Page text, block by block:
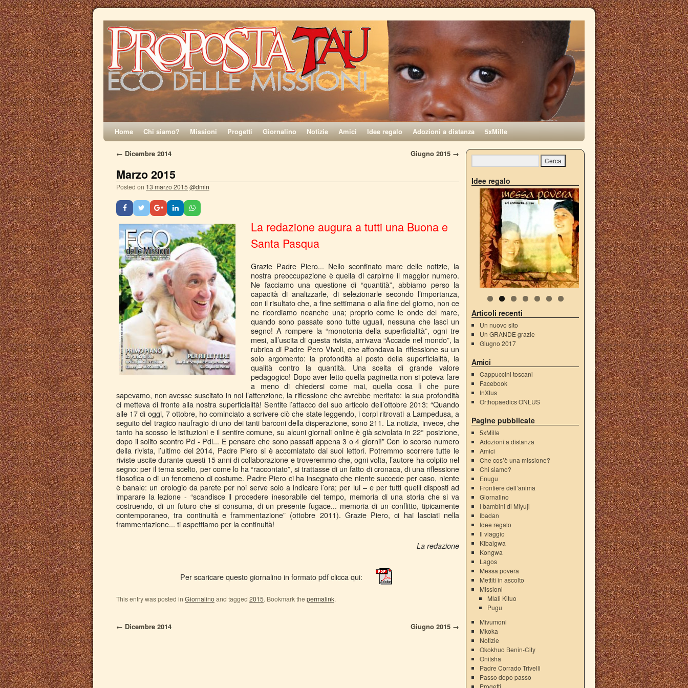
Home Chi siamo? Missioni Progetti Giornalino Notizie Amici Idee regalo Adozioni a distanza 5xMille
← Dicembre 2014 Giugno 2015 →
Marzo 2015
Posted on 13 marzo 2015@dmin
La redazione augura a tutti una Buona e
Santa Pasqua
Grazie Padre Piero... Nello sconfinato mare delle notizie, la
nostra preoccupazione è quella di carpirne il maggior numero.
Ne facciamo una questione di “quantità”, abbiamo perso la
capacità di analizzarle, di selezionarle secondo l’importanza,
con il risultato che, a fine settimana o alla fine del giorno, non ce
ne ricordiamo neanche una; proprio come le onde del mare,
quando sono passate sono tutte uguali, nessuna che lasci un
segno! A rompere la “monotonia della superficialità”, ogni tre
mesi, all’uscita di questa rivista, arrivava “Accade nel mondo”, la
rubrica di Padre Pero Vivoli, che affondava la riflessione su un
solo argomento: la profondità al posto della superficialità, la
qualità contro la quantità. Una scelta di grande valore
pedagogico! Dopo aver letto quella paginetta non si poteva fare
a meno di chiedersi come mai, quella cosa lì che pure
sapevamo, non avesse suscitato in noi l’attenzione, la riflessione che avrebbe meritato: la sua profondità
ci metteva di fronte alla nostra superficialità! Sentite l’attacco del suo articolo dell’ottobre 2013: “Quando
alle 17 di oggi, 7 ottobre, ho cominciato a scrivere ciò che state leggendo, i corpi ritrovati a Lampedusa, a
seguito del tragico naufragio di uno dei tanti barconi della disperazione, sono 211. La notizia, invece, che
tanto ha scosso le istituzioni e il sentire comune, su alcuni giornali online è già scivolata in 22° posizione,
dopo il solito scontro Pd - Pdl... E pensare che sono passati appena 3 o 4 giorni!” Con lo scorso numero
della rivista, l’ultimo del 2014, Padre Piero si è accomiatato dai suoi lettori. Potremmo scorrere tutte le
riviste uscite durante questi 15 anni di collaborazione e troveremmo che, ogni volta, l’autore ha colpito nel
segno: per il tema scelto, per come lo ha “raccontato”, si trattasse di un fatto di cronaca, di una riflessione
filosofica o di un fenomeno di costume. Padre Piero ci ha insegnato che niente succede per caso, niente
è banale: un orologio da parete per noi serve solo a indicare l’ora; per lui – e per tutti quelli disposti ad
imparare la lezione - “scandisce il procedere inesorabile del tempo, memoria di una storia che si va
costruendo, di un futuro che si consuma, di un presente fugace... memoria di un conflitto, tipicamente
contemporaneo, tra continuità e frammentazione” (ottobre 2011). Grazie Piero, ci hai lasciati nella
frammentazione... ti aspettiamo per la continuità!
La redazione
Per scaricare questo giornalino in formato pdf clicca qui:
This entry was posted in Giornalinoand tagged 2015. Bookmark thepermalink.
← Dicembre 2014 Giugno 2015 →
Idee regalo
Articoli recenti
Un nuovo sito
Un GRANDE grazie
Giugno 2017
Amici
Cappuccini toscani
Facebook
InXtus
Orthopaedics ONLUS
Pagine pubblicate
5xMille
Adozioni a distanza
Amici
Che cos’è una missione?
Chi siamo?
Enugu
Frontiere dell’anima
Giornalino
I bambini di Miyuji
Ibadan
Idee regalo
Il viaggio
Kibaigwa
Kongwa
Lagos
Messa povera
Mettiti in ascolto
Missioni
Mlali Kituo
Pugu
Mivumoni
Mkoka
Notizie
Okokhuo Benin-City
Onitsha
Padre Corrado Trivelli
Passo dopo passo